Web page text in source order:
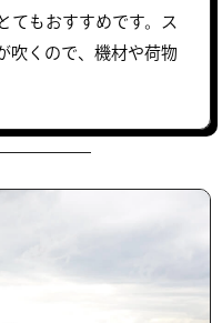
てもおすすめです。ス
吹くので、機材や荷物